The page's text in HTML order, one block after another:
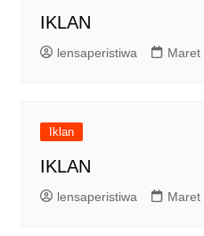
IKLAN
lensaperistiwa Maret
Iklan
IKLAN
lensaperistiwa Maret